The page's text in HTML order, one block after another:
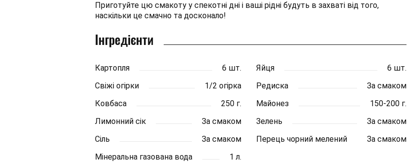
Приготуйте цю смакоту у спекотні дні і ваші рідні будуть в захваті від того,
наскільки це смачно та досконало!
Інгредієнти
Картопля 6 шт. Яйця
6 шт.
Свіжі огірки
1/2 огірка Редиска
За смаком
Ковбаса
250 г. Майонез
150-200 г.
Лимонний сік
За смаком Зелень
За смаком
Сіль
За смаком Перець чорний мелений
За смаком
Мінеральна газована вода
1 л.